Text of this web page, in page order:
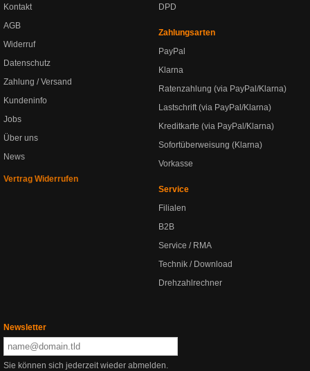
Kontakt
AGB
Widerruf
Datenschutz
Zahlung / Versand
Kundeninfo
Jobs
Über uns
News
Vertrag Widerrufen
DPD
Zahlungsarten
PayPal
Klarna
Ratenzahlung (via PayPal/Klarna)
Lastschrift (via PayPal/Klarna)
Kreditkarte (via PayPal/Klarna)
Sofortüberweisung (Klarna)
Vorkasse
Service
Filialen
B2B
Service / RMA
Technik / Download
Drehzahlrechner
Newsletter
Sie können sich jederzeit wieder abmelden.